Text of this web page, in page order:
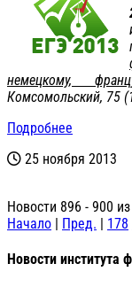
немецкому,
Комсомольский, 75
Подробнее
25 ноября 2013
Новости 896 - 900
Начало | Пред. | 178
Новости института